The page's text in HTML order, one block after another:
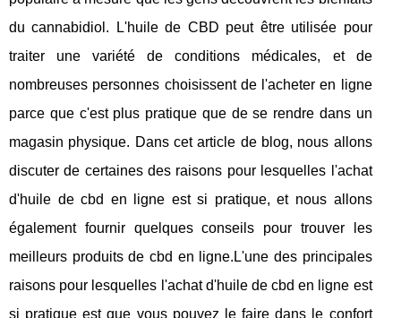
du cannabidiol. L'huile de CBD peut être utilisée pour
traiter une variété de conditions médicales, et de
nombreuses personnes choisissent de l'acheter en ligne
parce que c'est plus pratique que de se rendre dans un
magasin physique. Dans cet article de blog, nous allons
discuter de certaines des raisons pour lesquelles l'achat
d'huile de cbd en ligne est si pratique, et nous allons
également fournir quelques conseils pour trouver les
meilleurs produits de cbd en ligne.L'une des principales
raisons pour lesquelles l'achat d'huile de cbd en ligne est
si pratique est que vous pouvez le faire dans le confort